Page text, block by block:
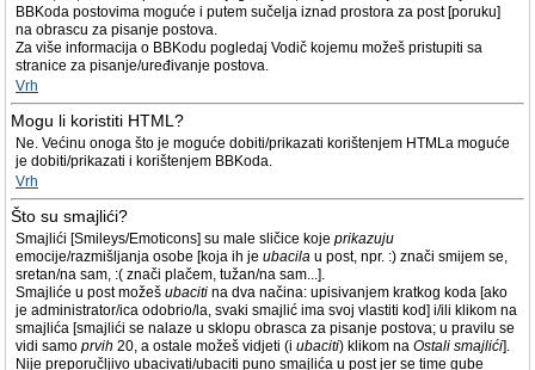
BBKoda postovima moguće i putem sučelja iznad prostora za post [poruku]
na obrascu za pisanje postova.
Za više informacija o BBKodu pogledaj Vodič kojemu možeš pristupiti sa
stranice za pisanje/uređivanje postova.
Vrh
Mogu li koristiti HTML?
Ne. Većinu onoga što je moguće dobiti/prikazati korištenjem HTMLa moguće
je dobiti/prikazati i korištenjem BBKoda.
Vrh
Što su smajlići?
Smajlići [Smileys/Emoticons] su male sličice koje prikazuju
emocije/razmišljanja osobe [koja ih je ubacila u post, npr. :) znači smijem se,
sretan/na sam, :( znači plačem, tužan/na sam...].
Smajliće u post možeš ubaciti na dva načina: upisivanjem kratkog koda [ako
je administrator/ica odobrio/la, svaki smajlić ima svoj vlastiti kod] i/ili klikom na
smajlića [smajlići se nalaze u sklopu obrasca za pisanje postova; u pravilu se
vidi samo prvih 20, a ostale možeš vidjeti (i ubaciti) klikom na Ostali smajlići].
Nije preporučljivo ubacivati/ubaciti puno smajlića u post jer se time gube